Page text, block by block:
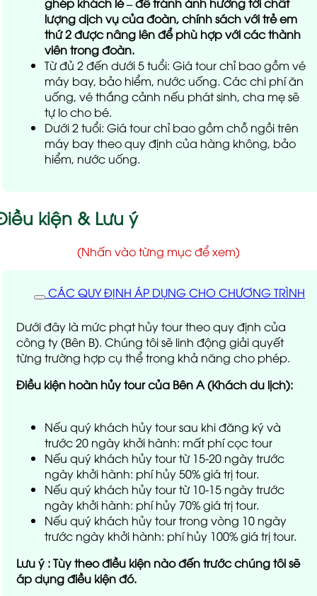
lượng dịch vụ của đoàn, chính sách với trẻ em
thứ 2 được nâng lên để phù hợp với các thành
viên trong đoàn.
Từ đủ 2 đến dưới 5 tuổi: Giá tour chỉ bao gồm vé
máy bay, bảo hiểm, nước uống. Các chi phí ăn
uống, vé thắng cảnh nếu phát sinh, cha mẹ sẽ
tự lo cho bé.
Dưới 2 tuổi: Giá tour chỉ bao gồm chỗ ngồi trên
máy bay theo quy định của hàng không, bảo
hiểm, nước uống.
kiện & Lưu ý
(Nhấn vào từng mục để xem)
CÁC QUY ĐỊNH ÁP DỤNG CHO CHƯƠNG TRÌNH
Dưới đây là mức phạt hủy tour theo quy định của
công ty (Bên B). Chúng tôi sẽ linh động giải quyết
từng trường hợp cụ thể trong khả năng cho phép.
Điều kiện hoàn hủy tour của Bên A (Khách du lịch):
Nếu quý khách hủy tour sau khi đăng ký và
trước 20 ngày khởi hành: mất phí cọc tour
Nếu quý khách hủy tour từ 15-20 ngày trước
ngày khởi hành: phí hủy 50% giá trị tour.
Nếu quý khách hủy tour từ 10-15 ngày trước
ngày khởi hành: phí hủy 70% giá trị tour.
Nếu quý khách hủy tour trong vòng 10 ngày
trước ngày khởi hành: phí hủy 100% giá trị tour.
Lưu ý : Tùy theo điều kiện nào đến trước chúng tôi sẽ
áp dụng điều kiện đó.